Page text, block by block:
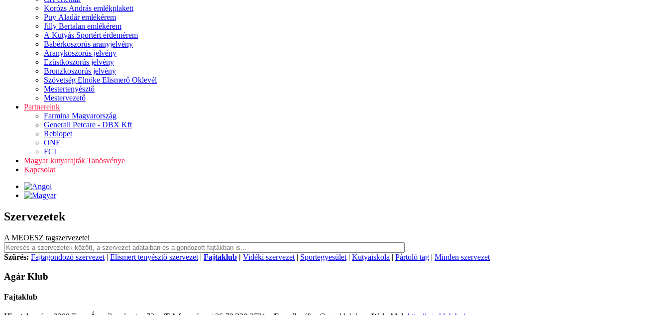
Korózs András emlékplakett
Puy Aladár emlékérem
Jilly Bertalan emlékérem
A Kutyás Sportért érdemérem
Babérkoszorús aranyjelvény
Aranykoszorús jelvény
Ezüstkoszorús jelvény
Bronzkoszorús jelvény
Szövetség Elnöke Elismerő Oklevél
Mestertenyésztő
Mestervezető
Partnereink
Farmina Magyarország
Generali Petcare - DBX Kft
Rebiopet
ONE
FCI
Magyar kutyafajták Tanösvénye
Kapcsolat
Szervezetek
A MEOESZ tagszervezetei
Szűrés: Fajtagondozó szervezet | Elismert tenyésztő szervezet | Fajtaklub | Vidéki szervezet | Sportegyesület | Kutyaiskola | Pártoló tag | Minden szervezet
Agár Klub
Fajtaklub